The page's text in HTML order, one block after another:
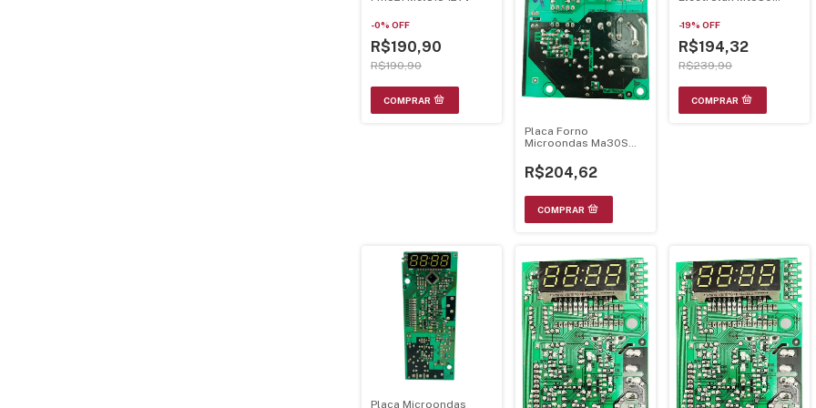
-0% OFF
R$190,90
R$190,90
Placa Forno
Microondas Ma30S
R$204,62
-19% OFF
R$194,32
R$239,90
Placa Microondas